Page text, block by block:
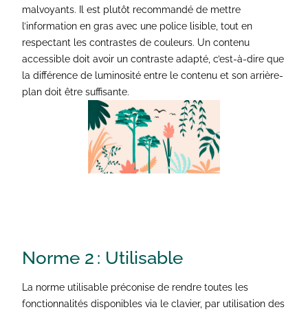
malvoyants. Il est plutôt recommandé de mettre
l’information en gras avec une police lisible, tout en
respectant les contrastes de couleurs. Un contenu
accessible doit avoir un contraste adapté, c’est-à-dire que
la différence de luminosité entre le contenu et son arrière-
plan doit être suffisante.
Norme 2 : Utilisable
La norme utilisable préconise de rendre toutes les
fonctionnalités disponibles via le clavier, par utilisation des